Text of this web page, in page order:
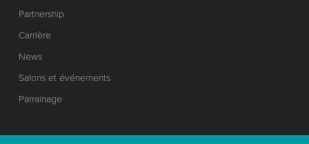
Partnership
Carrière
News
Salons et événements
Parrainage